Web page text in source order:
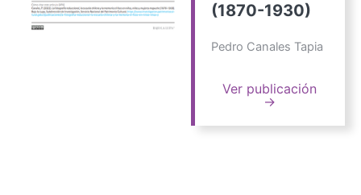
(1870-1930)
Pedro Canales Tapia
Ver publicación
→